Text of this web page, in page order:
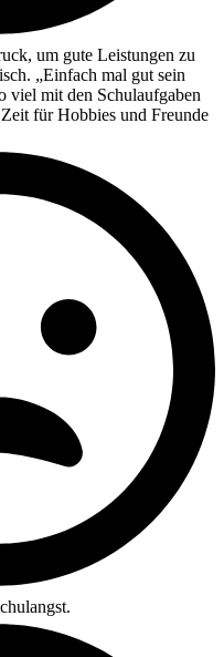
um gute Leistungen zu
„Einfach mal gut sein
viel mit den Schulaufgaben
für Hobbies und Freunde